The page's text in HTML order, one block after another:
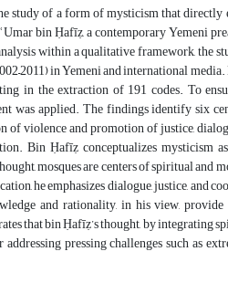
study of a form of mysticism that directly
bin Ḥafīẓ, a contemporary Yemeni
within a qualitative framework, the
in Yemeni and international
in the extraction of 191 codes. To
was applied. The findings identify six
violence and promotion of justice,
Bin Ḥafīẓ conceptualizes mysticism
mosques are centers of spiritual and
he emphasizes dialogue, justice, and
and rationality, in his view,
that bin Ḥafīẓ’s thought, by integrating
pressing challenges such as